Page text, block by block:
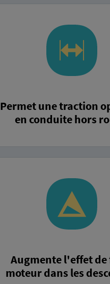
Permet une traction
en conduite hors
Augmente l'effet
moteur dans les